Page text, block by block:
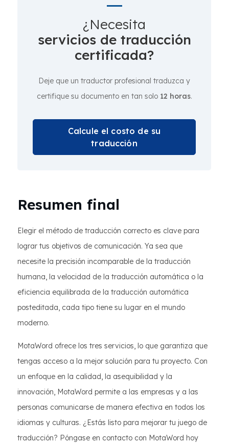
¿Necesita
servicios de traducción
certificada?
Deje que un traductor profesional traduzca y
certifique su documento en tan solo 12 horas.
Calcule el costo de su
traducción
Resumen final
Elegir el método de traducción correcto es clave para
lograr tus objetivos de comunicación. Ya sea que
necesite la precisión incomparable de la traducción
humana, la velocidad de la traducción automática o la
eficiencia equilibrada de la traducción automática
posteditada, cada tipo tiene su lugar en el mundo
moderno.
MotaWord ofrece los tres servicios, lo que garantiza que
tengas acceso a la mejor solución para tu proyecto. Con
un enfoque en la calidad, la asequibilidad y la
innovación, MotaWord permite a las empresas y a las
personas comunicarse de manera efectiva en todos los
idiomas y culturas. ¿Estás listo para mejorar tu juego de
traducción? Póngase en contacto con MotaWord hoy